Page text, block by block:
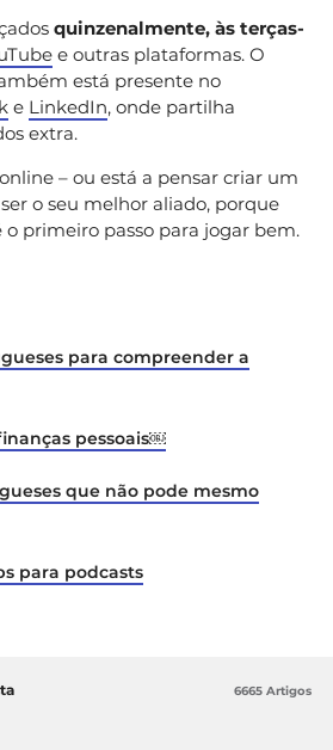
quinzenalmente, às terças-
e outras plataformas. O
está presente no
e LinkedIn, onde partilha
extra.
– ou está a pensar criar um
o seu melhor aliado, porque
o primeiro passo para jogar bem.
para compreender a
pessoais￼
que não pode mesmo
para podcasts
6665 Artigos